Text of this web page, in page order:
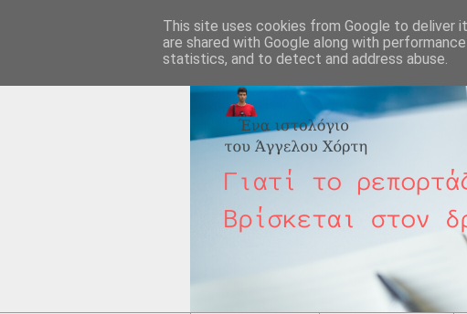
This site uses cookies from Google to deliver
are shared with Google along with
statistics, and to detect and address abuse.